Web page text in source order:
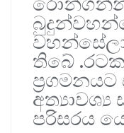
තිබේ
අත්‍යාවශ්‍ය
පරිසරය